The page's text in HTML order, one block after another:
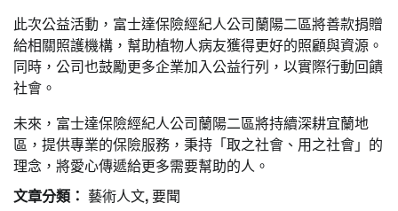
此次公益活動，富士達保險經紀人公司蘭陽二區將善款捐贈
給相關照護機構，幫助植物人病友獲得更好的照顧與資源。
同時，公司也鼓勵更多企業加入公益行列，以實際行動回饋
社會。
未來，富士達保險經紀人公司蘭陽二區將持續深耕宜蘭地
區，提供專業的保險服務，秉持「取之社會、用之社會」的
理念，將愛心傳遞給更多需要幫助的人。
文章分類： 藝術人文,要聞